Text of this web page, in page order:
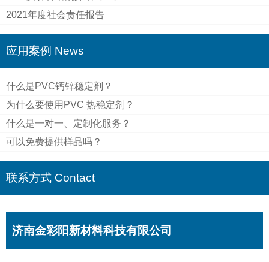
2021年度社会责任报告
应用案例 News
什么是PVC钙锌稳定剂？
为什么要使用PVC 热稳定剂？
什么是一对一、定制化服务？
可以免费提供样品吗？
联系方式 Contact
济南金彩阳新材料科技有限公司